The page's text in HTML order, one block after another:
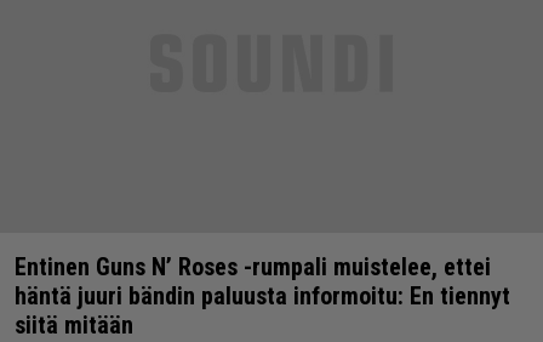
Entinen Guns N’ Roses -rumpali muistelee, ettei
häntä juuri bändin paluusta informoitu: En tiennyt
siitä mitään